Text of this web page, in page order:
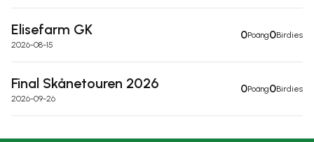
Elisefarm GK
2026-08-15
0Poäng0Birdies
Final Skånetouren 2026
2026-09-26
0Poäng0Birdies